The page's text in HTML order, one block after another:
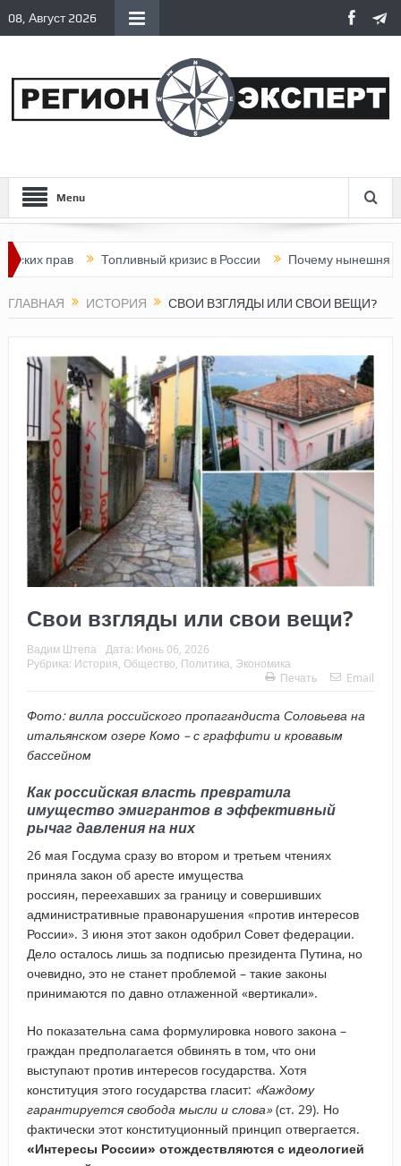
08, Август 2026
Menu
Топливный кризис в России Почему нынешняя Россия
ГЛАВНАЯ ИСТОРИЯ СВОИ ВЗГЛЯДЫ ИЛИ СВОИ ВЕЩИ?
Свои взгляды или свои вещи?
Вадим Штепа Дата: Июнь 06, 2026
Рубрика: История Общество Политика Экономика
Печать
Email
Фото: вилла российского пропагандиста Соловьева на
итальянском озере Комо – с граффити и кровавым
бассейном
Как российская власть превратила
имущество эмигрантов в эффективный
рычаг давления на них
26 мая Госдума сразу во втором и третьем чтениях
приняла закон об аресте имущества
россиян, переехавших за границу и совершивших
административные правонарушения «против интересов
России». 3 июня этот закон одобрил Совет федерации.
Дело осталось лишь за подписью президента Путина, но
очевидно, это не станет проблемой – такие законы
принимаются по давно отлаженной «вертикали».
Но показательна сама формулировка нового закона –
граждан предполагается обвинять в том, что они
выступают против интересов государства. Хотя
конституция этого государства гласит: «Каждому
гарантируется свобода мысли и слова»(ст. 29). Но
фактически этот конституционный принцип отвергается.
«Интересы России» отождествляются с идеологией